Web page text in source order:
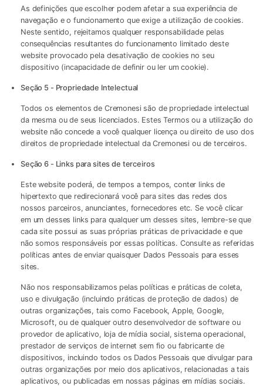
As definições que escolher podem afetar a sua experiência de
navegação e o funcionamento que exige a utilização de cookies.
Neste sentido, rejeitamos qualquer responsabilidade pelas
consequências resultantes do funcionamento limitado deste
website provocado pela desativação de cookies no seu
dispositivo (incapacidade de definir ou ler um cookie).
Seção 5 - Propriedade Intelectual
Todos os elementos de Cremonesi são de propriedade intelectual
da mesma ou de seus licenciados. Estes Termos ou a utilização do
website não concede a você qualquer licença ou direito de uso dos
direitos de propriedade intelectual da Cremonesi ou de terceiros.
Seção 6 - Links para sites de terceiros
Este website poderá, de tempos a tempos, conter links de
hipertexto que redirecionará você para sites das redes dos
nossos parceiros, anunciantes, fornecedores etc. Se você clicar
em um desses links para qualquer um desses sites, lembre-se que
cada site possui as suas próprias práticas de privacidade e que
não somos responsáveis por essas políticas. Consulte as referidas
políticas antes de enviar quaisquer Dados Pessoais para esses
sites.
Não nos responsabilizamos pelas políticas e práticas de coleta,
uso e divulgação (incluindo práticas de proteção de dados) de
outras organizações, tais como Facebook, Apple, Google,
Microsoft, ou de qualquer outro desenvolvedor de software ou
provedor de aplicativo, loja de mídia social, sistema operacional,
prestador de serviços de internet sem fio ou fabricante de
dispositivos, incluindo todos os Dados Pessoais que divulgar para
outras organizações por meio dos aplicativos, relacionadas a tais
aplicativos, ou publicadas em nossas páginas em mídias sociais.